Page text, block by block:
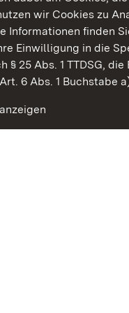
wir Cookies zu
Informationen finden
Einwilligung in die
§ 25 Abs. 1 TTDSG,
6 Abs. 1 Buchstabe